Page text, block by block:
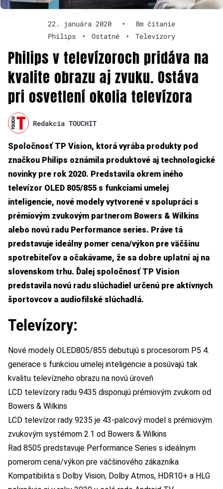
22. januára 2020 •
8m čítanie
Philips
• Ostatné • Televízory
Philips v televízoroch pridáva na
kvalite obrazu aj zvuku. Ostáva
pri osvetlení okolia televízora
Redakcia TOUCHIT
Spoločnosť TP Vision, ktorá vyrába produkty pod
značkou Philips oznámila produktové aj technologické
novinky pre rok 2020. Predstavila okrem iného
televízor OLED 805/855 s funkciami umelej
inteligencie, nové modely vytvorené v spolupráci s
prémiovým zvukovým partnerom Bowers & Wilkins
alebo novú radu Performance series. Práve tá
predstavuje ideálny pomer cena/výkon pre väčšinu
spotrebiteľov a očakávame, že sa dobre uplatní aj na
slovenskom trhu. Ďalej spoločnosť TP Vision
predstavila novú radu slúchadiel určenú pre aktívnych
športovcov a audiofilské slúchadlá.
Televízory:
Nové modely OLED805/855 debutujú s procesorom P5 4.
generace s funkciou umelej inteligencie a posúvajú tak
kvalitu televízneho obrazu na novú úroveň
LCD televízory radu 9435 disponujú prémiovým zvukom od
Bowers & Wilkins
LCD televízor rady 9235 je 43-palcový model s prémiovým
zvukovým systémom 2.1 od Bowers & Wilkins
Rad 8505 predstavuje Performance Series s ideálnym
pomerom cena/výkon pre väčšinového zákazníka
Kompatibilita s Dolby Vision, Dolby Atmos, HDR10+ a HLG